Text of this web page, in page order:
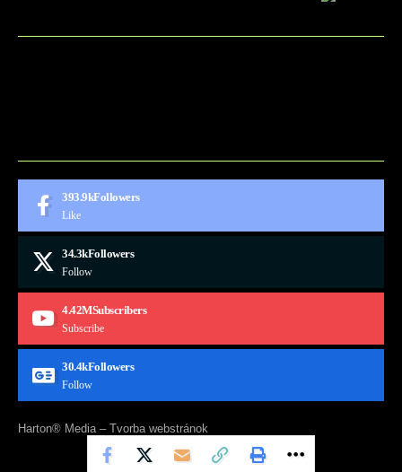
393.9kFollowers
Like
34.3kFollowers
Follow
4.42MSubscribers
Subscribe
30.4kFollowers
Follow
Harton® Media – Tvorba webstránok